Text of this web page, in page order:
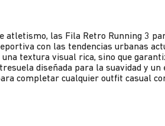
atletismo, las Fila Retro Running 3
con las tendencias urbanas
textura visual rica, sino que
diseñada para la suavidad y un
completar cualquier outfit casual